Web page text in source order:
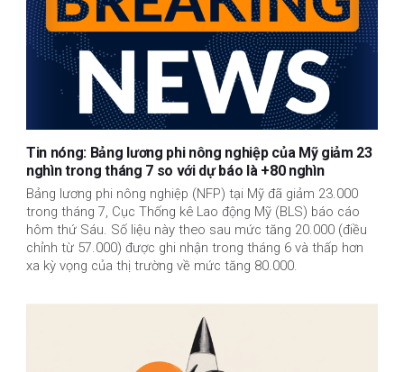
Tin nóng: Bảng lương phi nông nghiệp của Mỹ giảm 23
nghìn trong tháng 7 so với dự báo là +80 nghìn
Bảng lương phi nông nghiệp (NFP) tại Mỹ đã giảm 23.000
trong tháng 7, Cục Thống kê Lao động Mỹ (BLS) báo cáo
hôm thứ Sáu. Số liệu này theo sau mức tăng 20.000 (điều
chỉnh từ 57.000) được ghi nhận trong tháng 6 và thấp hơn
xa kỳ vọng của thị trường về mức tăng 80.000.